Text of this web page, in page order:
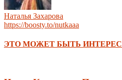
Наталья Захарова
https://boosty.to/nutkaaa
ЭТО МОЖЕТ БЫТЬ